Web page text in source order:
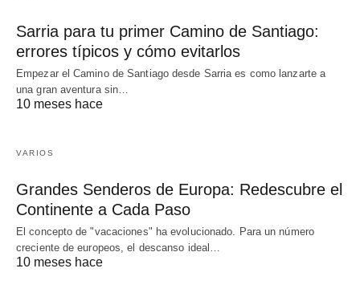
Sarria para tu primer Camino de Santiago:
errores típicos y cómo evitarlos
Empezar el Camino de Santiago desde Sarria es como lanzarte a
una gran aventura sin…
10 meses hace
VARIOS
Grandes Senderos de Europa: Redescubre el
Continente a Cada Paso
El concepto de "vacaciones" ha evolucionado. Para un número
creciente de europeos, el descanso ideal…
10 meses hace